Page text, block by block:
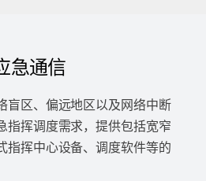
急通信
盲区、偏远地区以及网络中断
指挥调度需求，提供包括宽窄
指挥中心设备、调度软件等的